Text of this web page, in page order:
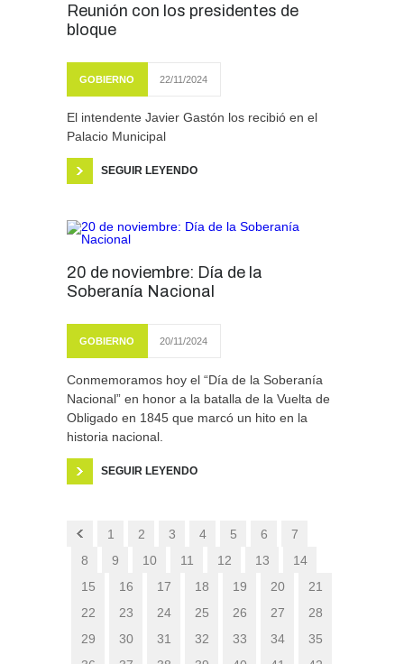
Reunión con los presidentes de
bloque
GOBIERNO 22/11/2024
El intendente Javier Gastón los recibió en el
Palacio Municipal
SEGUIR LEYENDO
20 de noviembre: Día de la
Soberanía Nacional
GOBIERNO 20/11/2024
Conmemoramos hoy el “Día de la Soberanía
Nacional” en honor a la batalla de la Vuelta de
Obligado en 1845 que marcó un hito en la
historia nacional.
SEGUIR LEYENDO
1 2 3 4 5 6
7
8
9 10 11 12 13
14
15
16 17 18 19 20
21
22
23 24 25 26 27
28
29
30 31 32 33 34
35